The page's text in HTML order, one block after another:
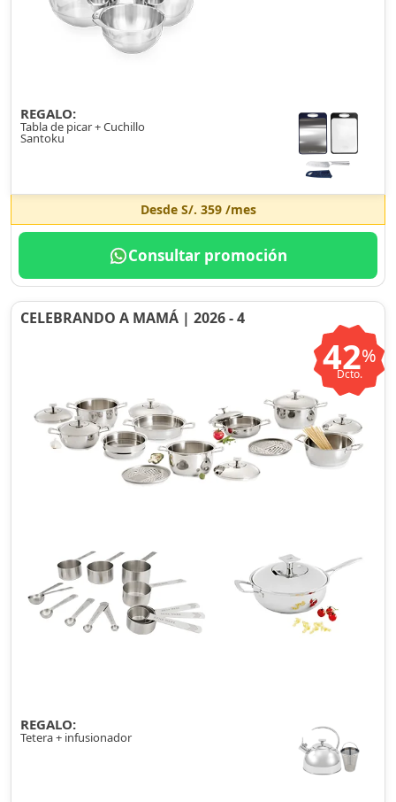
REGALO:
Tabla de picar + Cuchillo
Santoku
Desde S/. 359/mes
Consultar promoción
CELEBRANDO A MAMÁ | 2026 - 4
42%
Dcto.
REGALO:
Tetera + infusionador